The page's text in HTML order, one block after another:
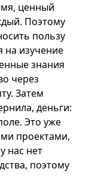
ценный
Поэтому
пользу
на изучение
знания
через
Затем
деньги:
Это уже
проектами,
нас нет
поэтому